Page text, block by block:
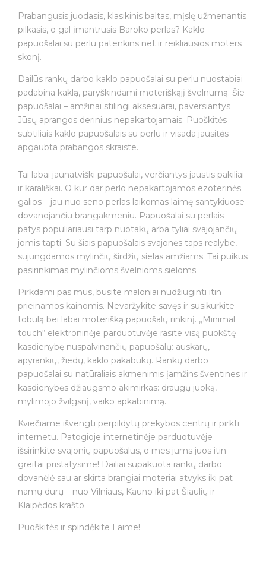
Prabangusis juodasis, klasikinis baltas, mįslę užmenantis
pilkasis, o gal įmantrusis Baroko perlas? Kaklo
papuošalai su perlu patenkins net ir reikliausios moters
skonį.
Dailūs rankų darbo kaklo papuošalai su perlu nuostabiai
padabina kaklą, paryškindami moteriškąjį švelnumą. Šie
papuošalai – amžinai stilingi aksesuarai, paversiantys
Jūsų aprangos derinius nepakartojamais. Puoškitės
subtiliais kaklo papuošalais su perlu ir visada jausitės
apgaubta prabangos skraiste.
Tai labai jaunatviški papuošalai, verčiantys jaustis pakiliai
ir karališkai. O kur dar perlo nepakartojamos ezoterinės
galios – jau nuo seno perlas laikomas laimę santykiuose
dovanojančiu brangakmeniu. Papuošalai su perlais –
patys populiariausi tarp nuotakų arba tyliai svajojančių
jomis tapti. Su šiais papuošalais svajonės taps realybe,
sujungdamos mylinčių širdžių sielas amžiams. Tai puikus
pasirinkimas mylinčioms švelnioms sieloms.
Pirkdami pas mus, būsite maloniai nudžiuginti itin
prieinamos kainomis. Nevaržykite savęs ir susikurkite
tobulą bei labai moterišką papuošalų rinkinį. „Minimal
touch“ elektroninėje parduotuvėje rasite visą puokštę
kasdienybę nuspalvinančių papuošalų: auskarų,
apyrankių, žiedų, kaklo pakabukų. Rankų darbo
papuošalai su natūraliais akmenimis įamžins šventines ir
kasdienybės džiaugsmo akimirkas: draugų juoką,
mylimojo žvilgsnį, vaiko apkabinimą.
Kviečiame išvengti perpildytų prekybos centrų ir pirkti
internetu. Patogioje internetinėje parduotuvėje
išsirinkite svajonių papuošalus, o mes jums juos itin
greitai pristatysime! Dailiai supakuota rankų darbo
dovanėlė sau ar skirta brangiai moteriai atvyks iki pat
namų durų – nuo Vilniaus, Kauno iki pat Šiaulių ir
Klaipėdos krašto.
Puoškitės ir spindėkite Laime!